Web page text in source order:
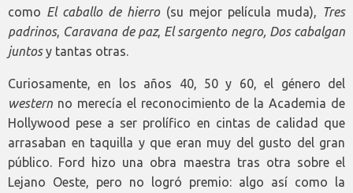
como El caballo de hierro(su mejor película muda),
Tres
padrinos, Caravana de paz, El sargento negro, Dos cabalgan
juntosy tantas otras.
Curiosamente, en los años 40, 50 y 60, el género del
western no merecía el reconocimiento de la Academia de
Hollywood pese a ser prolífico en cintas de calidad que
arrasaban en taquilla y que eran muy del gusto del gran
público. Ford hizo una obra maestra tras otra sobre el
Lejano Oeste, pero no logró premio: algo así como la